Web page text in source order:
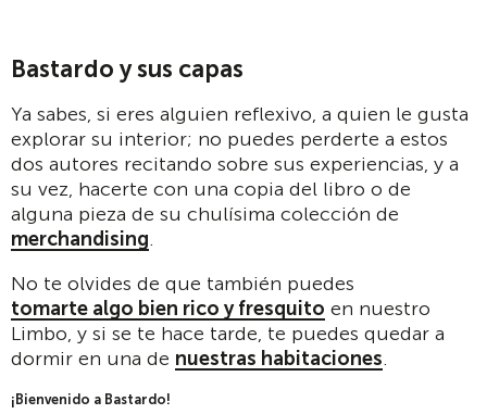
Bastardo y sus capas
Ya sabes, si eres alguien reflexivo, a quien le gusta
explorar su interior; no puedes perderte a estos
dos autores recitando sobre sus experiencias, y a
su vez, hacerte con una copia del libro o de
alguna pieza de su chulísima colección de
merchandising.
No te olvides de que también puedes
tomarte algo bien rico y fresquito en nuestro
Limbo, y si se te hace tarde, te puedes quedar a
dormir en una de nuestras habitaciones.
¡Bienvenido a Bastardo!